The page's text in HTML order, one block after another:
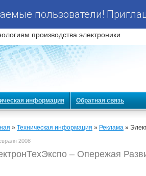
пользователи!
производства электроники
информация Обратная связь
» Техническая информация » Реклама »
2008
– Опережая